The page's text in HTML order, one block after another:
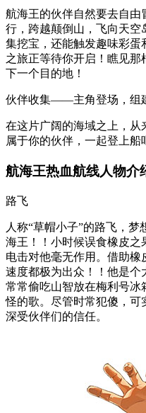
航海王的伙伴自然要去自由
行，跨越颠倒山，飞向天
集挖宝，还能触发趣味彩
之旅正等待你开启！瞧见
下一个目的地！
伙伴收集——主角登场，组
在这片广阔的海域之上，
属于你的伙伴，一起登上船
航海王热血航线人物介
路飞
人称“草帽小子”的路飞，
海王！！小时候误食橡皮之
电击对他毫无作用。借助
速度都极为出众！！他是个
常常偷吃山智放在梅利号
怪的歌。尽管时常犯傻，可
深受伙伴们的信任。